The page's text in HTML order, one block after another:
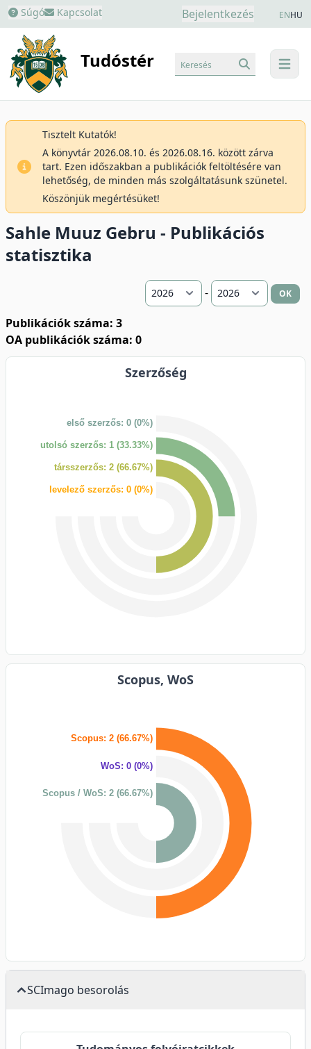
Súgó Kapcsolat Bejelentkezés ENHU
Tudóstér menu
Keresés
Tisztelt Kutatók!
A könyvtár 2026.08.10. és 2026.08.16. között zárva
tart. Ezen időszakban a publikációk feltöltésére van
lehetőség, de minden más szolgáltatásunk szünetel.
Köszönjük megértésüket!
Sahle Muuz Gebru - Publikációs
statisztika
- OK
Publikációk száma: 3
OA publikációk száma: 0
Szerzőség
első szerzős: 0 (0%)
utolsó szerzős: 1 (33.33%)
társszerzős: 2 (66.67%)
levelező szerzős: 0 (0%)
Scopus, WoS
Scopus: 2 (66.67%)
WoS: 0 (0%)
Scopus / WoS: 2 (66.67%)
SCImago besorolás